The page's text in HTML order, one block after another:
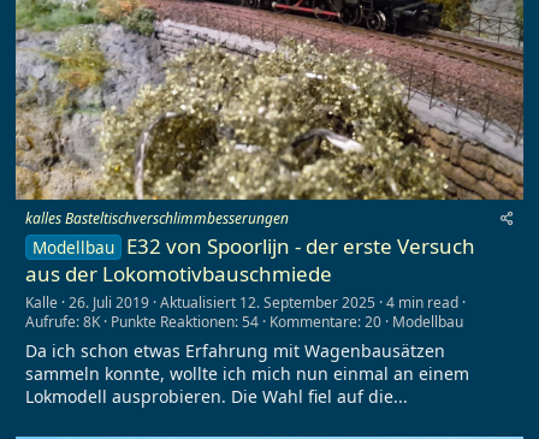
kalles Basteltischverschlimmbesserungen
Modellbau E32 von Spoorlijn - der erste Versuch
aus der Lokomotivbauschmiede
Kalle 26. Juli 2019 Aktualisiert 12. September 2025 4 min read
Aufrufe: 8K Punkte Reaktionen: 54 Kommentare: 20 Modellbau
Da ich schon etwas Erfahrung mit Wagenbausätzen
sammeln konnte, wollte ich mich nun einmal an einem
Lokmodell ausprobieren. Die Wahl fiel auf die...